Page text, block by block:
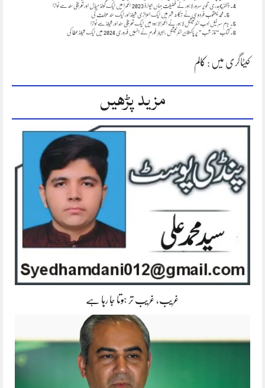
ڈاکٹر چوہدری تنویر سرور لاہور نے فضیلت جہاں ایوارڈ 2023 الحمرا میں ایک گولڈ میڈل اور تعریفی سند سے نوازا
5.محمد یعقوب فردوسی نے ننکانہ شہر میں ایک اعزازی شیلڈ اور ایک سند عنایت کی
بزم سرخیل ادب انٹرنیشنل لاہور نے الحمرا لاہود میں ایک تعریفی سند اور شیلڈ سے نوازا
کتاب “نماز شب ” پر پاکستان انٹرنیشنل را?یٹر فورم نے انہیں فروری 2024 میں ایک شیلڈ عطا کی
کیٹاگری میں : کالم
مزید پڑھیں
غریب، غریب تر ہوتا جا رہا ہے